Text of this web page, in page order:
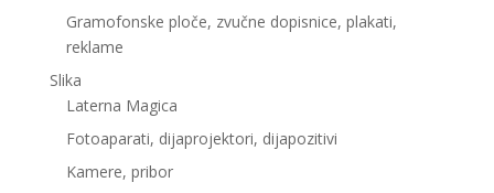
Gramofonske ploče, zvučne dopisnice, plakati,
reklame
Slika
Laterna Magica
Fotoaparati, dijaprojektori, dijapozitivi
Kamere, pribor